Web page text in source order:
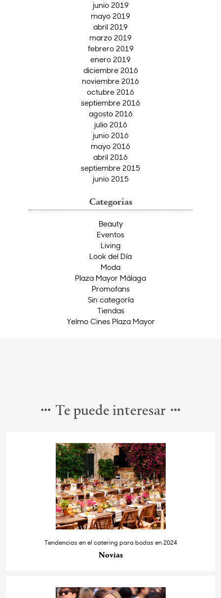
junio 2019
mayo 2019
abril 2019
marzo 2019
febrero 2019
enero 2019
diciembre 2016
noviembre 2016
octubre 2016
septiembre 2016
agosto 2016
julio 2016
junio 2016
mayo 2016
abril 2016
septiembre 2015
junio 2015
Categorías
Beauty
Eventos
Living
Look del Día
Moda
Plaza Mayor Málaga
Promofans
Sin categoría
Tiendas
Yelmo Cines Plaza Mayor
Te puede interesar
Tendencias en el catering para bodas en 2024
Novias